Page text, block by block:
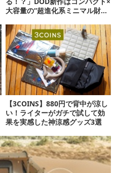
大容量の“超進化系ミニマル財
【3COINS】880円で背中が涼し
い！ライターがガチで試して効
果を実感した神涼感グッズ3選